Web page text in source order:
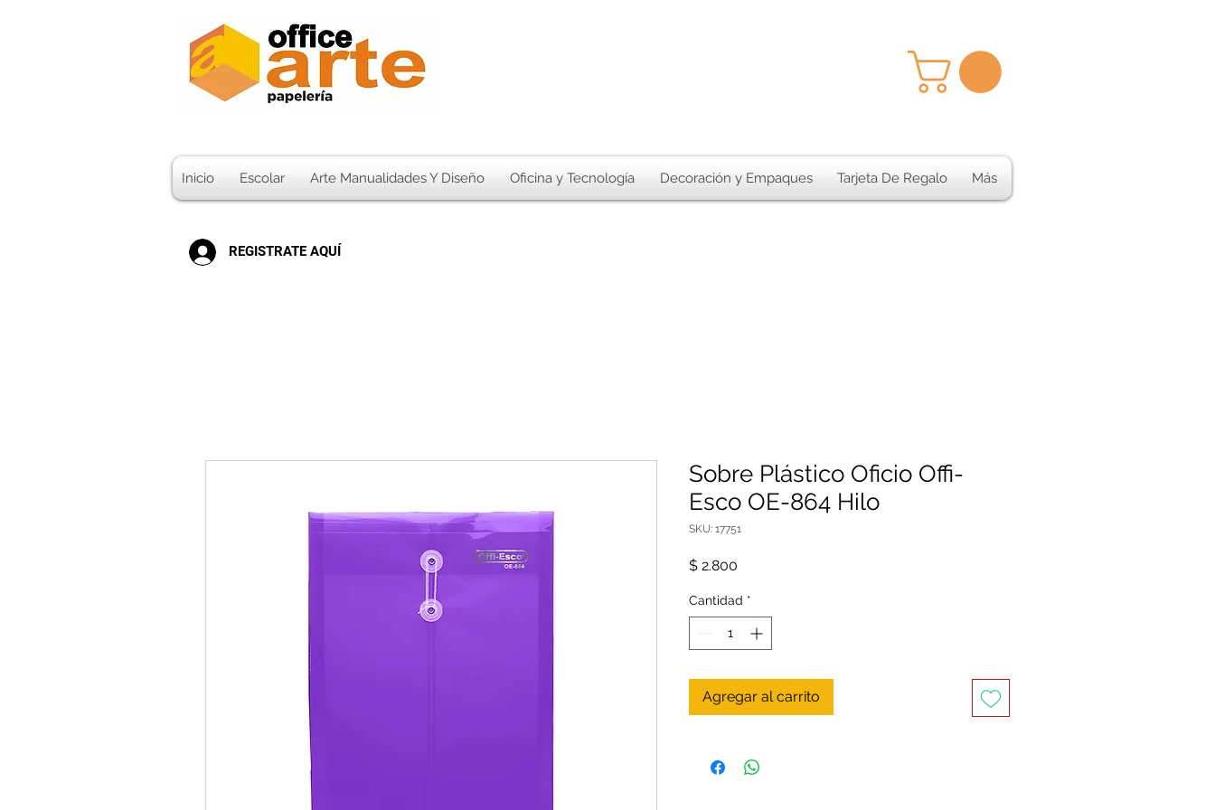
Inicio Escolar Arte Manualidades Y Diseño Oficina y Tecnología Decoración y Empaques Tarjeta De Regalo Más
REGISTRATE AQUÍ
Sobre Plástico Oficio Offi-
Esco OE-864 Hilo
SKU: 17751
$ 2.800
Cantidad *
Agregar al carrito